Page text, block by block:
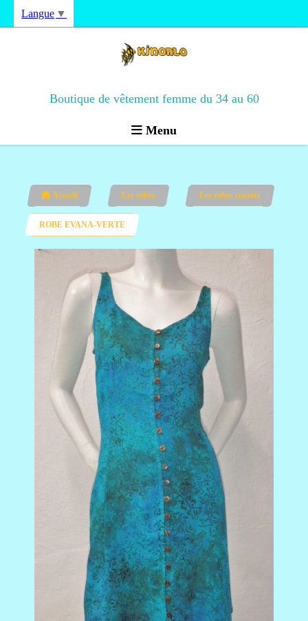
Boutique de vêtement femme du 34 au 60
Menu
Accueil Les robes Les robes courtes
ROBE EVANA-VERTE
Langue ▼